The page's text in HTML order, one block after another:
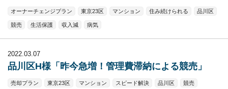
オーナーチェンジプラン 東京23区 マンション 住み続けられる 品川区
競売 生活保護 収入減 病気
2022.03.07
品川区H様「昨今急増！管理費滞納による競売」
売却プラン 東京23区 マンション スピード解決 品川区 競売